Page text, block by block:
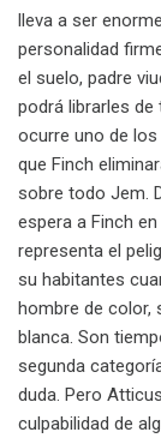
lleva a ser
personalidad
el suelo, padre
podrá librarles
ocurre uno de
que Finch
sobre todo Jem.
espera a Finch
representa el
su habitantes
hombre de color,
blanca. Son
segunda
duda. Pero
culpabilidad de